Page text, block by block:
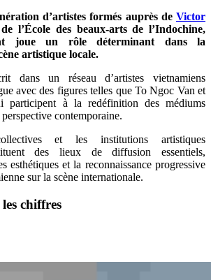
d’artistes formés auprès de Victor
l’École des beaux-arts de l’Indochine,
joue un rôle déterminant dans la
artistique locale.
dans un réseau d’artistes vietnamiens
avec des figures telles que To Ngoc Van et
à la redéfinition des médiums
contemporaine.
et les institutions artistiques
des lieux de diffusion essentiels,
esthétiques et la reconnaissance progressive
sur la scène internationale.
chiffres